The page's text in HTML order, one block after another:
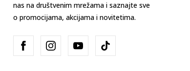
nas na društvenim mrežama i saznajte sve
o promocijama, akcijama i novitetima.